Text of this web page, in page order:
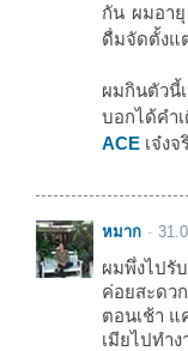
กัน ผมอายุ
ดื่มจัดตั้งแ
ผมกินตัว
บอกได้คำ
ACE เจ๋งจ
หมาก
ผมพึ่งไปรั
ค่อยสะดว
ตอนเช้า แ
เมียไปทำ